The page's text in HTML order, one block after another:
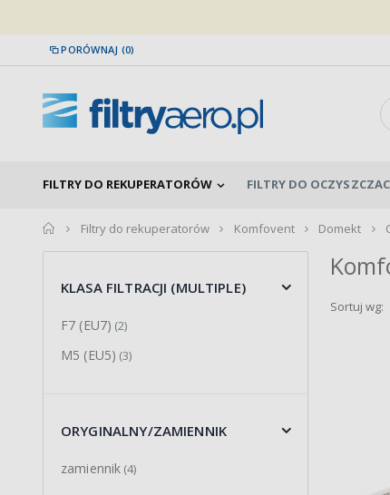
PORÓWNAJ (0)
FILTRY DO REKUPERATORÓW FILTRY DO
home
Filtry do rekuperatorów Komfovent Domekt
Sortuj wg:
KLASA FILTRACJI (MULTIPLE)
F7 (EU7) (2)
M5 (EU5) (3)
ORYGINALNY/ZAMIENNIK
zamiennik (4)